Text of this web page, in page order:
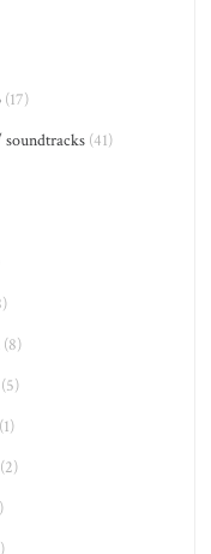
(17)
soundtracks(41)
(8)
(2)